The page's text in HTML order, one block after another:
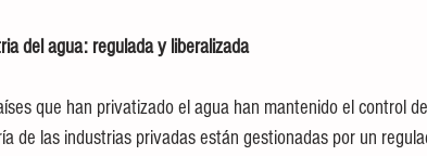
del agua: regulada y liberalizada
que han privatizado el agua han mantenido el control
de las industrias privadas están gestionadas por un